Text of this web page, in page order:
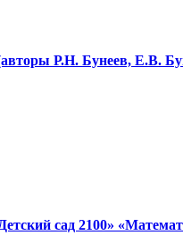
Р.Н. Бунеев, Е.В.
сад 2100»